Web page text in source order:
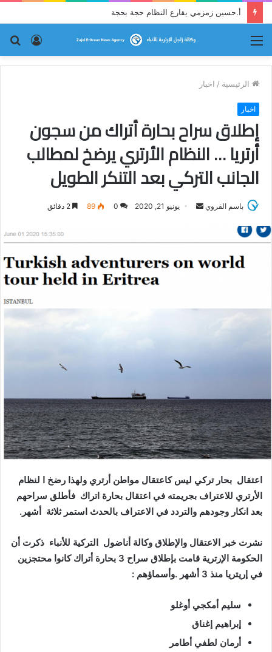
أ.حسين زمزمي يقارع النظام حجة بحجة
تسجيل
الدخول
الرئيسية / اخبار
اخبار
إطلاق سراح بحارة أتراك من سجون
أرتريا … النظام الأرتري يرضخ لمطالب
الجانب التركي بعد التنكر الطويل
باسم القروي
د
و
ن
ي
ا
يونيو 21, 2020 0
89
اعتقال بحار تركي ليس كاعتقال مواطن أرتري ولهذا رضخ ا لنظام
الأرتري للاعتراف بجريمته في اعتقال بحارة اتراك فأطلق سراحهم
بعد انكار وجودهم والتردد في الاعتراف بالحدث استمر ثلاثة أشهر.
نشرت خبر الاعتقال والإطلاق وكالة أناضول التركية للأنباء ذكرت أن
الحكومة الإرترية قامت بإطلاق سراح 3 بحارة أتراك كانوا محتجزين
في إريتريا منذ 3 أشهر
.وأسماؤهم :
سليم أمكجي أوغلو
إبراهيم إغناق
أرمان لطفي أطامر